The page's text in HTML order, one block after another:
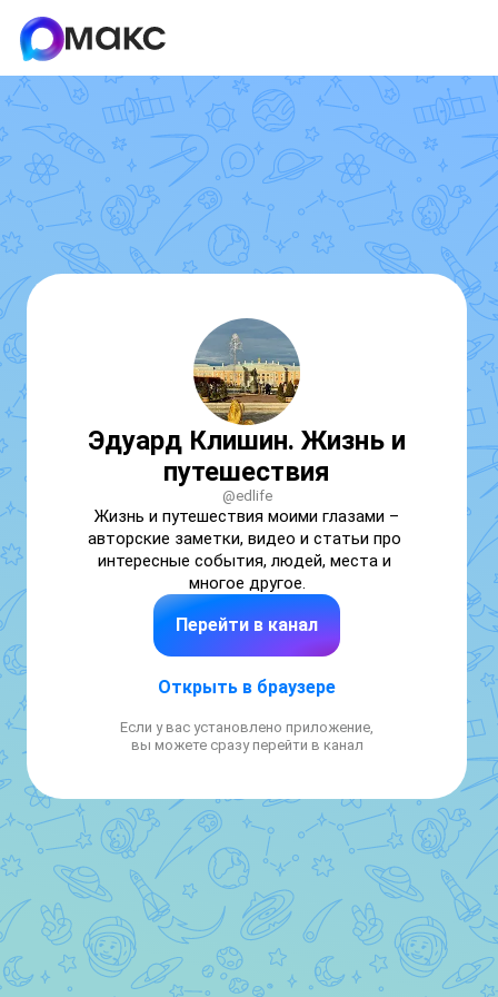
Эдуард Клишин. Жизнь и
путешествия
@edlife
Жизнь и путешествия моими глазами –
авторские заметки, видео и статьи про
интересные события, людей, места и
многое другое.
Перейти в канал
Открыть в браузере
Если у вас установлено приложение,
вы можете сразу перейти в канал